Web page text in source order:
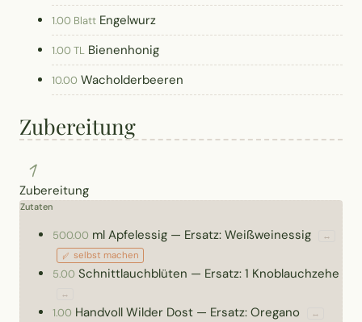
1.00 Blatt Engelwurz
1.00 TL Bienenhonig
10.00 Wacholderbeeren
Zubereitung
1
Zubereitung
Zutaten
500.00 ml Apfelessig — Ersatz: Weißweinessig ↔
selbst machen
5.00 Schnittlauchblüten — Ersatz: 1 Knoblauchzehe
↔
1.00 Handvoll Wilder Dost — Ersatz: Oregano ↔